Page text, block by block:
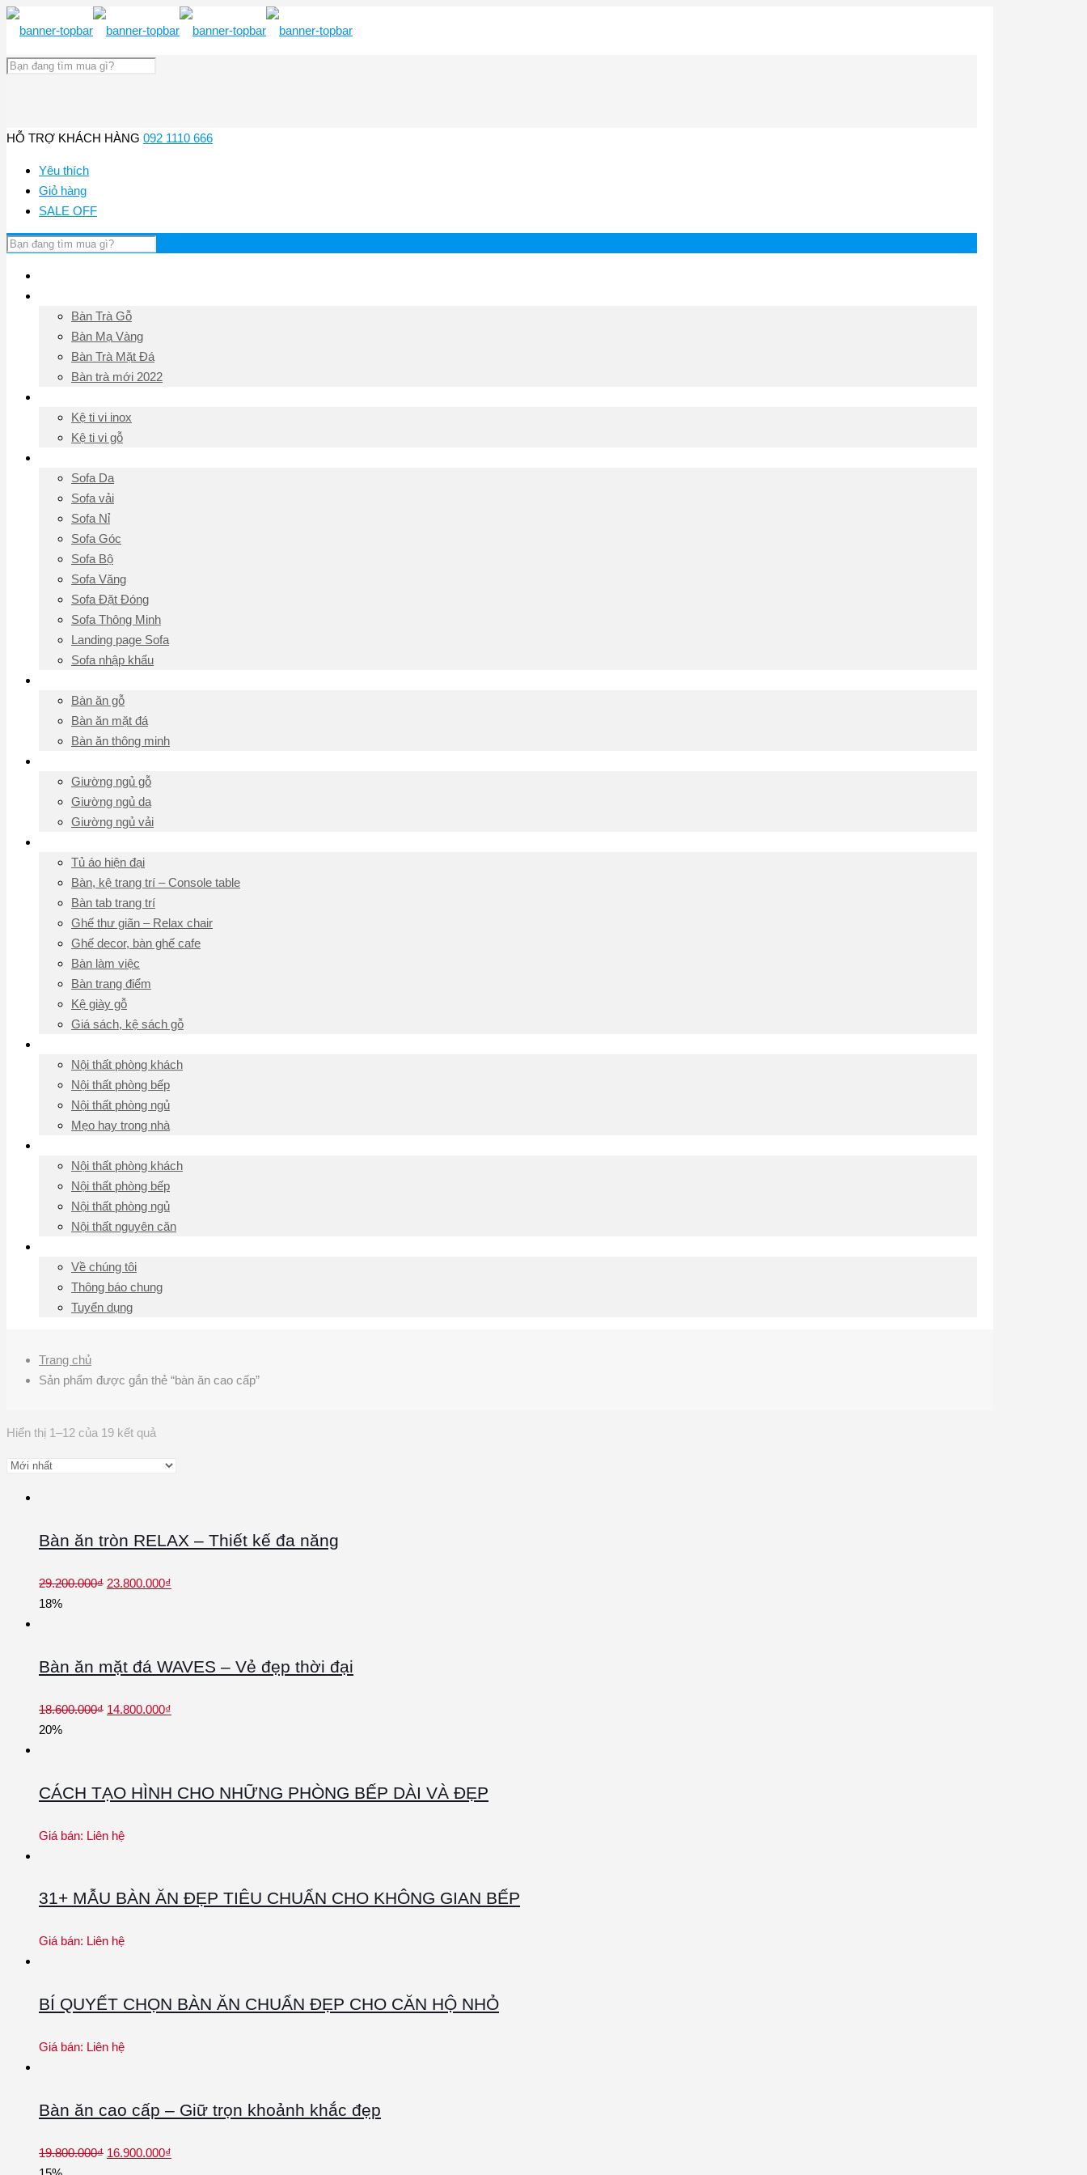
HỖ TRỢ KHÁCH HÀNG 092 1110 666
Yêu thích
Giỏ hàng
SALE OFF
Bàn Trà Gỗ
Bàn Mạ Vàng
Bàn Trà Mặt Đá
Bàn trà mới 2022
Kệ ti vi inox
Kệ ti vi gỗ
Sofa Da
Sofa vải
Sofa Nỉ
Sofa Góc
Sofa Bộ
Sofa Văng
Sofa Đặt Đóng
Sofa Thông Minh
Landing page Sofa
Sofa nhập khẩu
Bàn ăn gỗ
Bàn ăn mặt đá
Bàn ăn thông minh
Giường ngủ gỗ
Giường ngủ da
Giường ngủ vải
Tủ áo hiện đại
Bàn, kệ trang trí – Console table
Bàn tab trang trí
Ghế thư giãn – Relax chair
Ghế decor, bàn ghế cafe
Bàn làm việc
Bàn trang điểm
Kệ giày gỗ
Giá sách, kệ sách gỗ
Nội thất phòng khách
Nội thất phòng bếp
Nội thất phòng ngủ
Mẹo hay trong nhà
Nội thất phòng khách
Nội thất phòng bếp
Nội thất phòng ngủ
Nội thất nguyên căn
Về chúng tôi
Thông báo chung
Tuyển dụng
Trang chủ
Sản phẩm được gắn thẻ “bàn ăn cao cấp”
Hiển thị 1–12 của 19 kết quả
Bàn ăn tròn RELAX – Thiết kế đa năng
29.200.000₫ 23.800.000₫
18%
Bàn ăn mặt đá WAVES – Vẻ đẹp thời đại
18.600.000₫ 14.800.000₫
20%
CÁCH TẠO HÌNH CHO NHỮNG PHÒNG BẾP DÀI VÀ ĐẸP
Giá bán: Liên hệ
31+ MẪU BÀN ĂN ĐẸP TIÊU CHUẨN CHO KHÔNG GIAN BẾP
Giá bán: Liên hệ
BÍ QUYẾT CHỌN BÀN ĂN CHUẨN ĐẸP CHO CĂN HỘ NHỎ
Giá bán: Liên hệ
Bàn ăn cao cấp – Giữ trọn khoảnh khắc đẹp
19.800.000₫ 16.900.000₫